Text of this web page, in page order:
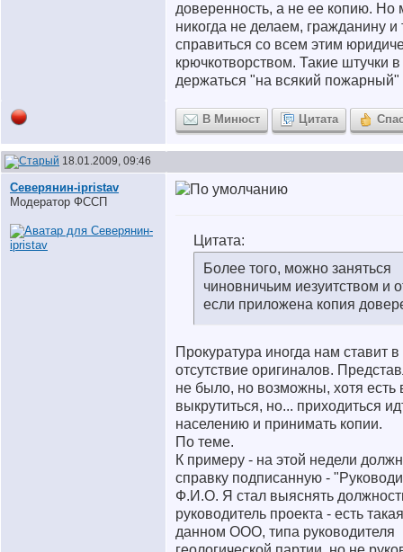
доверенность, а не ее копию. Но
никогда не делаем, гражданину и
справиться со всем этим
крючкотворством. Такие штучки
держаться "на всякий пожарный"
В Минюст Цитата
18.01.2009, 09:46
Северянин-ipristav
Модератор ФССП
Цитата:
Более того, можно заняться
чиновничьим иезуитством и
если приложена копия
Прокуратура иногда нам ставит в
отсутствие оригиналов.
не было, но возможны, хотя есть
выкрутиться, но... приходиться
населению и принимать копии.
По теме.
К примеру - на этой недели
справку подписанную -
Ф.И.О. Я стал выяснять
руководитель проекта - есть
данном ООО, типа руководителя